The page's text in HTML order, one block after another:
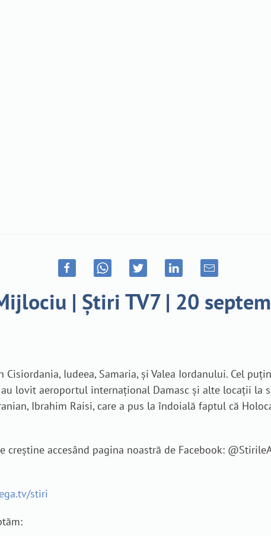
| Știri TV7 | 20
Iudeea, Samaria, și Valea Iordanului. Cel
lovit aeroportul internațional Damasc și alte locații la
Ibrahim Raisi, care a pus la îndoială faptul că
accesând pagina noastră de Facebook:
stiri